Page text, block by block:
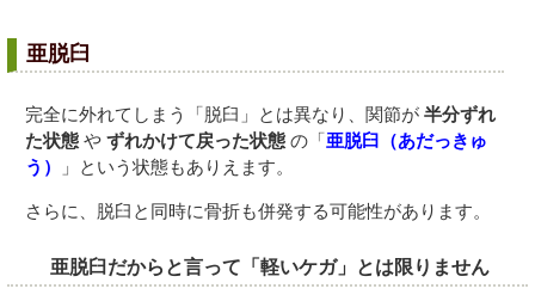
亜脱臼
完全に外れてしまう「脱臼」とは異なり、関節が 半分ずれ
た状態 や ずれかけて戻った状態 の「亜脱臼（あだっきゅ
う）
」という状態もありえます。
さらに、脱臼と同時に骨折も併発する可能性があります。
亜脱臼だからと言って「軽いケガ」とは限りません